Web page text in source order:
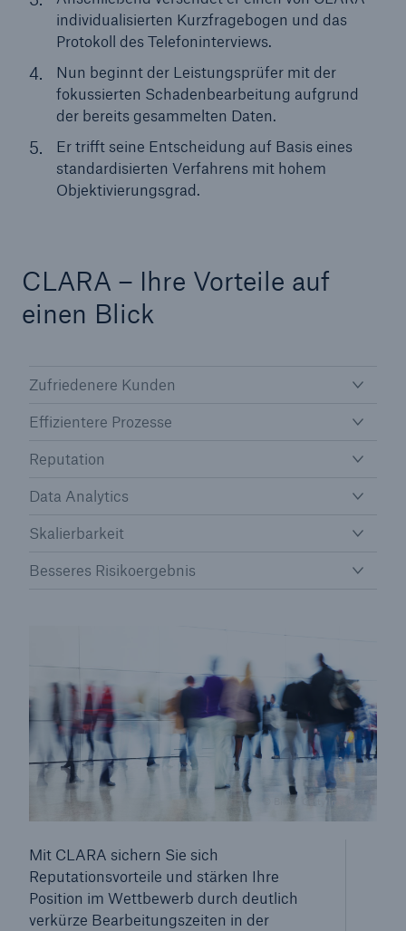
individualisierten Kurzfragebogen und das
Protokoll des Telefoninterviews.
Nun beginnt der Leistungsprüfer mit der
fokussierten Schadenbearbeitung aufgrund
der bereits gesammelten Daten.
Er trifft seine Entscheidung auf Basis eines
standardisierten Verfahrens mit hohem
Objektivierungsgrad.
CLARA – Ihre Vorteile auf
einen Blick
Zufriedenere Kunden
Effizientere Prozesse
Reputation
Data Analytics
Skalierbarkeit
Besseres Risikoergebnis
© Bim / Getty Images
Mit CLARA sichern Sie sich
Reputationsvorteile und stärken Ihre
Position im Wettbewerb durch deutlich
verkürze Bearbeitungszeiten in der
Navigation schließen oder Escape-Taste drücken
Suche
Home
Rückversicherung Leben/Gesundheit
MIRA Digital Suite